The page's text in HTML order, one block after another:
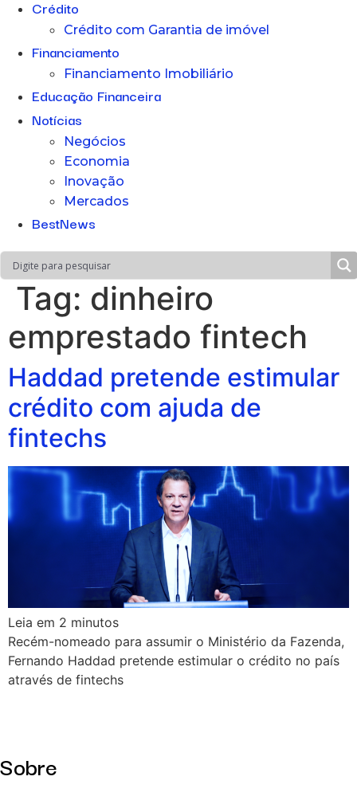
Crédito
Crédito com Garantia de imóvel
Financiamento
Financiamento Imobiliário
Educação Financeira
Notícias
Negócios
Economia
Inovação
Mercados
BestNews
Tag: dinheiro
emprestado fintech
Haddad pretende estimular
crédito com ajuda de
fintechs
Leia em 2 minutos
Recém-nomeado para assumir o Ministério da Fazenda,
Fernando Haddad pretende estimular o crédito no país
através de fintechs
Sobre